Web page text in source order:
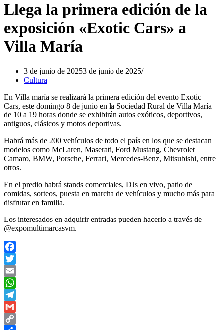
Llega la primera edición de la
exposición «Exotic Cars» a
Villa María
3 de junio de 20253 de junio de 2025
Cultura
En Villa maría se realizará la primera edición del evento Exotic
Cars, este domingo 8 de junio en la Sociedad Rural de Villa María
de 10 a 19 horas donde se exhibirán autos exóticos, deportivos,
antiguos, clásicos y motos deportivas.
Habrá más de 200 vehículos de todo el país en los que se destacan
modelos como McLaren, Maserati, Ford Mustang, Chevrolet
Camaro, BMW, Porsche, Ferrari, Mercedes-Benz, Mitsubishi, entre
otros.
En el predio habrá stands comerciales, DJs en vivo, patio de
comidas, sorteos, puesta en marcha de vehículos y mucho más para
disfrutar en familia.
Los interesados en adquirir entradas pueden hacerlo a través de
@expomultimarcasvm.
Facebook
Twitter
Email
WhatsApp
Telegram
Gmail